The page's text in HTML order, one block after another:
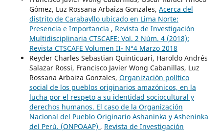
Gómez, Luz Rossana Arbaiza Gonzales, Acerca del
distrito de Carabayllo ubicado en Lima Norte:
Presencia e Importancia , Revista de Investigación
Multidisciplinaria CTSCAFE: Vol. 2 Núm. 4 (2018):
Revista CTSCAFE Volumen II- N°4 Marzo 2018
Reyder Charles Sebastian Quinticuari, Haroldo Andrés
Salazar Rossi, Francisco Javier Wong Cabanillas, Luz
Rossana Arbaiza Gonzales, Organización político
social de los pueblos originarios amazónicos, en la
lucha por el respeto a su identidad sociocultural y
derechos humanos. El caso de la Organización
Nacional del Pueblo Originario Ashaninka y Asheninka
del Perú. (ONPOAAP) , Revista de Investigación